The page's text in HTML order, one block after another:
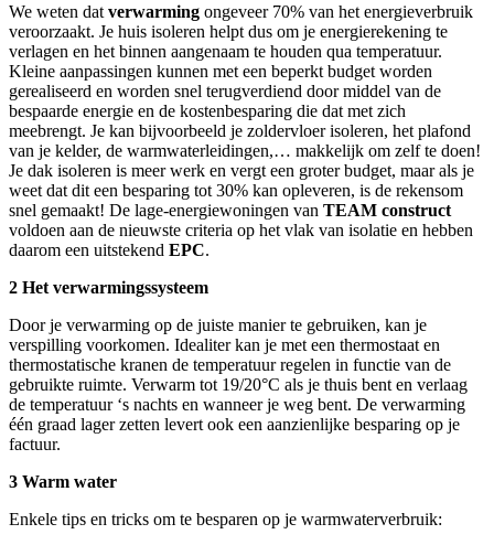
We weten dat verwarming ongeveer 70% van het energieverbruik
veroorzaakt. Je huis isoleren helpt dus om je energierekening te
verlagen en het binnen aangenaam te houden qua temperatuur.
Kleine aanpassingen kunnen met een beperkt budget worden
gerealiseerd en worden snel terugverdiend door middel van de
bespaarde energie en de kostenbesparing die dat met zich
meebrengt. Je kan bijvoorbeeld je zoldervloer isoleren, het plafond
van je kelder, de warmwaterleidingen,… makkelijk om zelf te doen!
Je dak isoleren is meer werk en vergt een groter budget, maar als je
weet dat dit een besparing tot 30% kan opleveren, is de rekensom
snel gemaakt! De lage-energiewoningen van TEAM construct
voldoen aan de nieuwste criteria op het vlak van isolatie en hebben
daarom een uitstekend EPC.
2 Het verwarmingssysteem
Door je verwarming op de juiste manier te gebruiken, kan je
verspilling voorkomen. Idealiter kan je met een thermostaat en
thermostatische kranen de temperatuur regelen in functie van de
gebruikte ruimte. Verwarm tot 19/20°C als je thuis bent en verlaag
de temperatuur ‘s nachts en wanneer je weg bent. De verwarming
één graad lager zetten levert ook een aanzienlijke besparing op je
factuur.
3 Warm water
Enkele tips en tricks om te besparen op je warmwaterverbruik: